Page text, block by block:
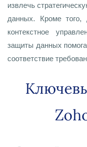
извлечь
данных. Кроме того,
контекстное
защиты данных
соответствие